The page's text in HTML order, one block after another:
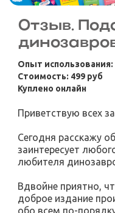
Отзыв.
Опыт
Стоимость: 499 руб
Куплено онлайн
Приветствую всех
Сегодня расскажу
заинтересует
любителя
Вдвойне приятно,
доброе издание
обо всем по-